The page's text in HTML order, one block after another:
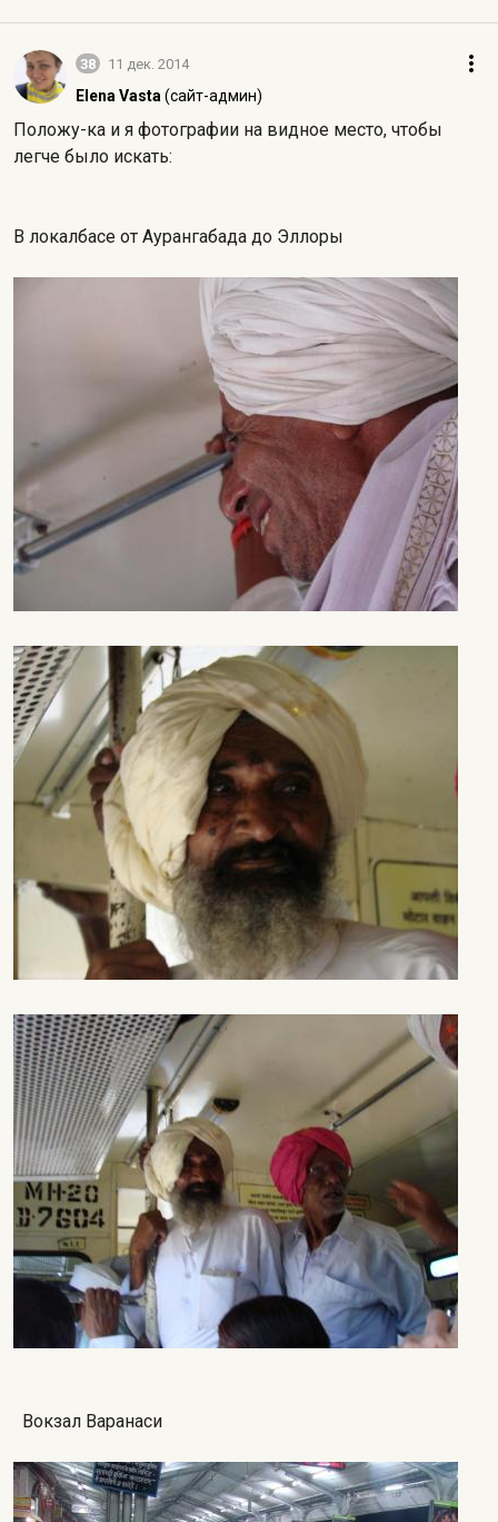
38 11 дек. 2014
Elena Vasta (сайт-админ)
Положу-ка и я фотографии на видное место, чтобы
легче было искать:
В локалбасе от Аурангабада до Эллоры
Вокзал Варанаси